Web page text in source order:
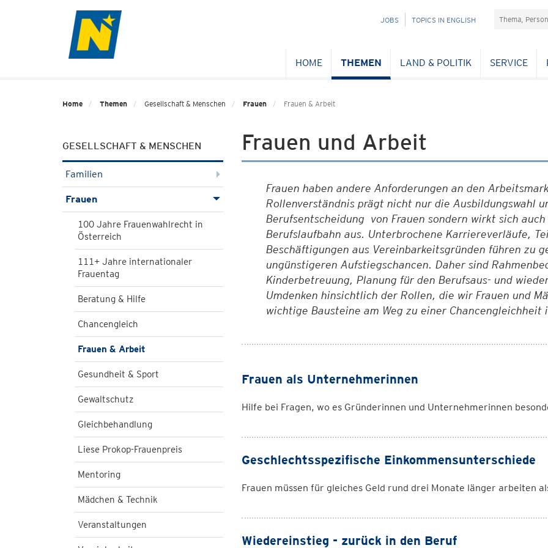
NAVIGATION
JOBS TOPICS IN ENGLISH Suchefeld
HOME THEMEN LAND & POLITIK SERVICE
Home Themen Gesellschaft & Menschen Frauen Frauen & Arbeit
GESELLSCHAFT & MENSCHEN
Familien
Frauen
100 Jahre Frauenwahlrecht in
Österreich
111+ Jahre internationaler
Frauentag
Beratung & Hilfe
Chancengleich
Frauen & Arbeit
Gesundheit & Sport
Gewaltschutz
Gleichbehandlung
Liese Prokop-Frauenpreis
Mentoring
Mädchen & Technik
Veranstaltungen
Frauen und Arbeit
Frauen haben andere Anforderungen an den
Rollenverständnis prägt nicht nur die Ausbildungswahl
Berufsentscheidung von Frauen sondern wirkt sich
Berufslaufbahn aus. Unterbrochene Karriereverläufe,
Beschäftigungen aus Vereinbarkeitsgründen führen zu
ungünstigeren Aufstiegschancen. Daher sind
Kinderbetreuung, Planung für den Berufsaus- und
Umdenken hinsichtlich der Rollen, die wir Frauen und
wichtige Bausteine am Weg zu einer Chancengleichheit
Frauen als Unternehmerinnen
Hilfe bei Fragen, wo es Gründerinnen und Unternehmerinnen
Geschlechtsspezifische Einkommensunterschiede
Frauen müssen für gleiches Geld rund drei Monate länger arbeiten
Wiedereinstieg - zurück in den Beruf